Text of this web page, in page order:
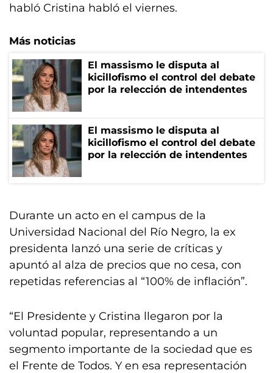
habló Cristina habló el viernes.
Más noticias
El massismo le disputa al
kicillofismo el control del debate
por la relección de intendentes
El massismo le disputa al
kicillofismo el control del debate
por la relección de intendentes
Durante un acto en el campus de la
Universidad Nacional del Río Negro, la ex
presidenta lanzó una serie de críticas y
apuntó al alza de precios que no cesa, con
repetidas referencias al “100% de inflación”.
“El Presidente y Cristina llegaron por la
voluntad popular, representando a un
segmento importante de la sociedad que es
el Frente de Todos. Y en esa representación